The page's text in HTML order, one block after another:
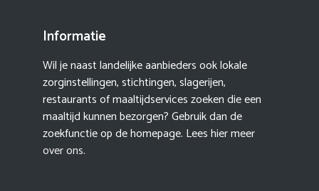
Informatie
Wil je naast landelijke aanbieders ook lokale
zorginstellingen, stichtingen, slagerijen,
restaurants of maaltijdservices zoeken die een
maaltijd kunnen bezorgen? Gebruik dan de
zoekfunctie op de homepage. Lees hier meer
over ons.